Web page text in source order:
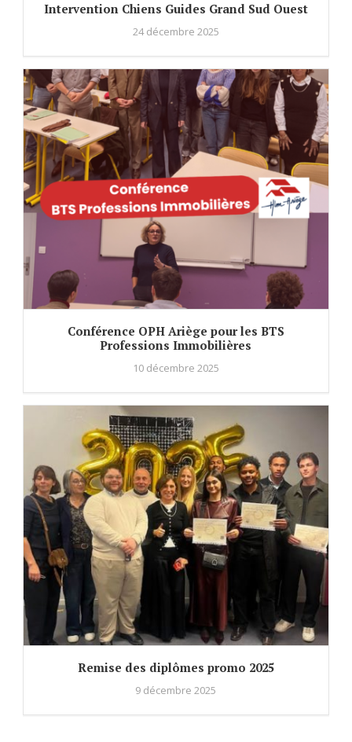
Intervention Chiens Guides Grand Sud Ouest
24 décembre 2025
Conférence OPH Ariège pour les BTS
Professions Immobilières
10 décembre 2025
Remise des diplômes promo 2025
9 décembre 2025